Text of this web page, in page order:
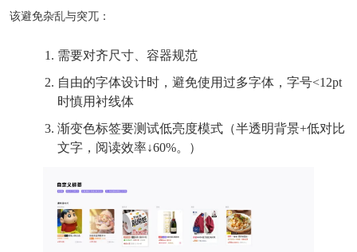
该避免杂乱与突兀：
需要对齐尺寸、容器规范
自由的字体设计时，避免使用过多字体，字号<12pt
时慎用衬线体
渐变色标签要测试低亮度模式（半透明背景+低对比
文字，阅读效率↓60%。）